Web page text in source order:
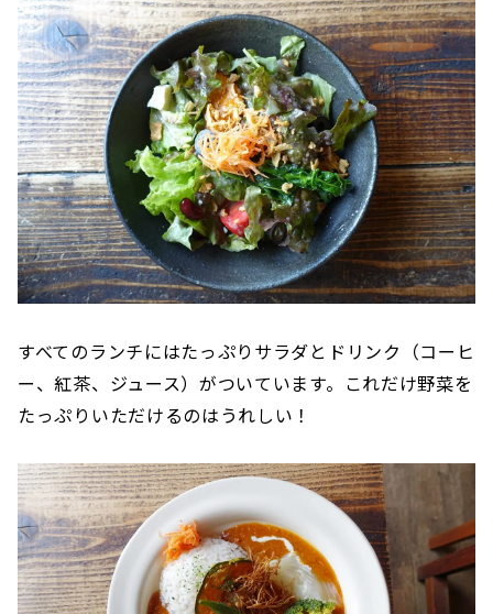
すべてのランチにはたっぷりサラダとドリンク（コーヒ
ー、紅茶、ジュース）がついています。これだけ野菜を
たっぷりいただけるのはうれしい！